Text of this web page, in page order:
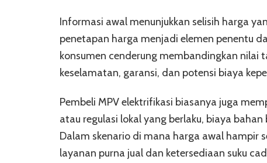
Informasi awal menunjukkan selisih harga
penetapan harga menjadi elemen penentu
konsumen cenderung membandingkan
keselamatan, garansi, dan potensi biaya
Pembeli MPV elektrifikasi biasanya juga
atau regulasi lokal yang berlaku, biaya
Dalam skenario di mana harga awal hampir
layanan purna jual dan ketersediaan suku